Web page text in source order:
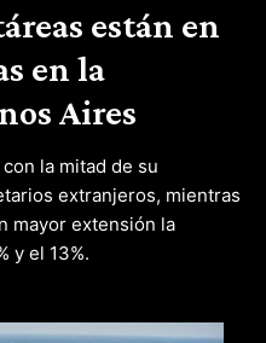
están en
en la
Aires
la mitad de su
extranjeros, mientras
mayor extensión la
y el 13%.